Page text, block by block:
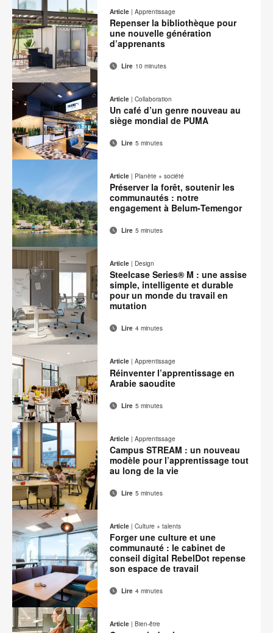
sur
Facebook
sur
Twitter
sur
Pinterest
LinkedIncontact
cette
page
Partager
sur
Facebook
Partager
sur
Twitter
Partager
sur
Pinterest
Partager
sur
LinkedIn
Adresse
de
contact
Imprimer
cette
page
Article | Apprentissage
Repenser la bibliothèque pour
une nouvelle génération
d’apprenants
Lire 10 minutes
Partager
Facebook
Partager
Twitter
Partager
Pinterest
Partager
LinkedIn
Adresse
contact
Imprimer
page
Article | Collaboration
Un café d’un genre nouveau au
siège mondial de PUMA
Lire 5 minutes
Partager
Facebook
Partager
Twitter
Partager
sur
Pinterest
Partager
LinkedIn
Adresse
de
contact
Imprimer
cette
page
Article | Planète + société
Préserver la forêt, soutenir les
communautés : notre
engagement à Belum‑Temengor
Lire 5 minutes
Partager
sur
Facebook
Partager
sur
Twitter
Partager
Pinterest
Partager
LinkedIn
Adresse
de
contact
Imprimer
cette
page
Article | Design
Steelcase Series® M : une assise
simple, intelligente et durable
pour un monde du travail en
mutation
Lire 4 minutes
Partager
sur
Facebook
Partager
sur
Twitter
Partager
sur
Pinterest
Partager
sur
LinkedIn
Adresse
contact
Imprimer
cette
page
Article | Apprentissage
Réinventer l’apprentissage en
Arabie saoudite
Lire 5 minutes
Partager
sur
Facebook
Partager
sur
Twitter
Partager
sur
Pinterest
Partager
sur
LinkedIn
Adresse
de
contact
Imprimer
cette
page
Article | Apprentissage
Campus STREAM : un nouveau
modèle pour l’apprentissage tout
au long de la vie
Lire 5 minutes
Partager
sur
Partager
sur
Partager
sur
Partager
sur
Adresse
de
contact
Imprimer
cette
Article | Culture + talents
Forger une culture et une
communauté : le cabinet de
conseil digital RebelDot repense
son espace de travail
Lire 4 minutes
Article | Bien-être